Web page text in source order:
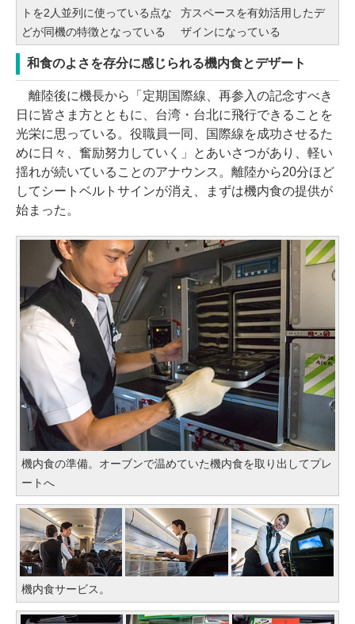
トを2人並列に使っている点な
どが同機の特徴となっている
方スペースを有効活用したデ
ザインになっている
和食のよさを存分に感じられる機内食とデザート
離陸後に機長から「定期国際線、再参入の記念すべき
日に皆さま方とともに、台湾・台北に飛行できることを
光栄に思っている。役職員一同、国際線を成功させるた
めに日々、奮励努力していく」とあいさつがあり、軽い
揺れが続いていることのアナウンス。離陸から20分ほど
してシートベルトサインが消え、まずは機内食の提供が
始まった。
機内食の準備。オーブンで温めていた機内食を取り出してプレ
ートへ
機内食サービス。